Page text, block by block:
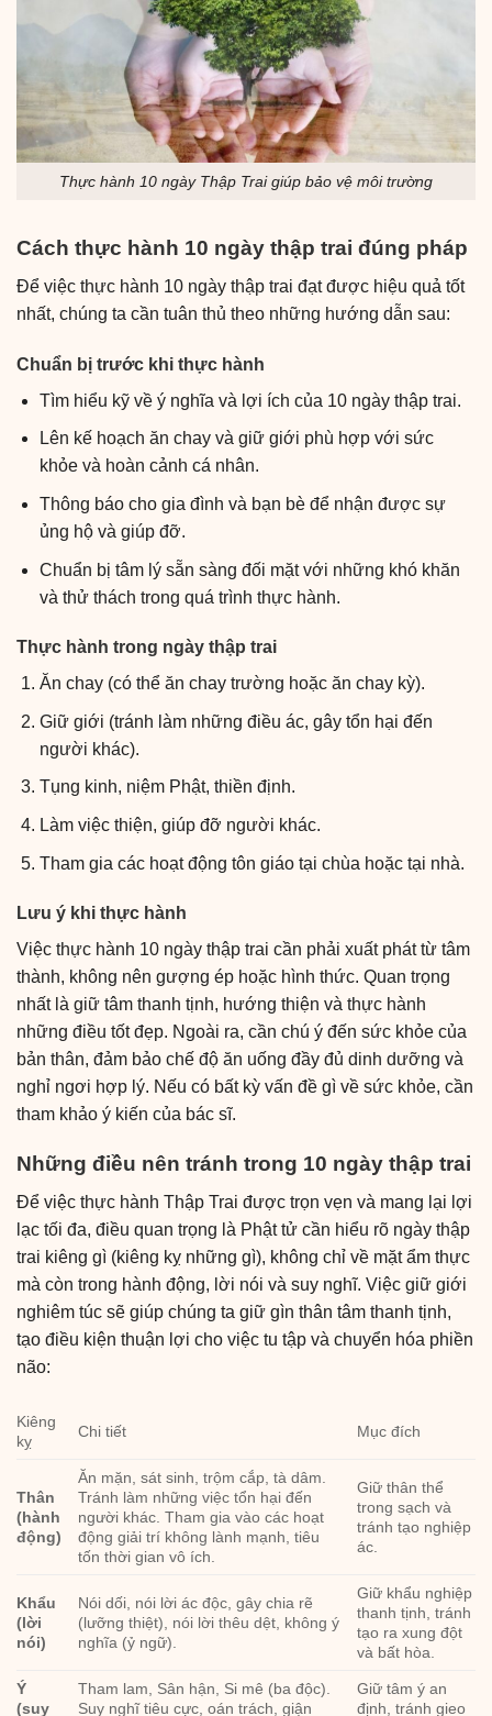
Thực hành 10 ngày Thập Trai giúp bảo vệ môi trường
Cách thực hành 10 ngày thập trai đúng pháp
Để việc thực hành 10 ngày thập trai đạt được hiệu quả tốt
nhất, chúng ta cần tuân thủ theo những hướng dẫn sau:
Chuẩn bị trước khi thực hành
Tìm hiểu kỹ về ý nghĩa và lợi ích của 10 ngày thập trai.
Lên kế hoạch ăn chay và giữ giới phù hợp với sức
khỏe và hoàn cảnh cá nhân.
Thông báo cho gia đình và bạn bè để nhận được sự
ủng hộ và giúp đỡ.
Chuẩn bị tâm lý sẵn sàng đối mặt với những khó khăn
và thử thách trong quá trình thực hành.
Thực hành trong ngày thập trai
Ăn chay (có thể ăn chay trường hoặc ăn chay kỳ).
Giữ giới (tránh làm những điều ác, gây tổn hại đến
người khác).
Tụng kinh, niệm Phật, thiền định.
Làm việc thiện, giúp đỡ người khác.
Tham gia các hoạt động tôn giáo tại chùa hoặc tại nhà.
Lưu ý khi thực hành
Việc thực hành 10 ngày thập trai cần phải xuất phát từ tâm
thành, không nên gượng ép hoặc hình thức. Quan trọng
nhất là giữ tâm thanh tịnh, hướng thiện và thực hành
những điều tốt đẹp. Ngoài ra, cần chú ý đến sức khỏe của
bản thân, đảm bảo chế độ ăn uống đầy đủ dinh dưỡng và
nghỉ ngơi hợp lý. Nếu có bất kỳ vấn đề gì về sức khỏe, cần
tham khảo ý kiến của bác sĩ.
Những điều nên tránh trong 10 ngày thập trai
Để việc thực hành Thập Trai được trọn vẹn và mang lại lợi
lạc tối đa, điều quan trọng là Phật tử cần hiểu rõ ngày thập
trai kiêng gì (kiêng kỵ những gì), không chỉ về mặt ẩm thực
mà còn trong hành động, lời nói và suy nghĩ. Việc giữ giới
nghiêm túc sẽ giúp chúng ta giữ gìn thân tâm thanh tịnh,
tạo điều kiện thuận lợi cho việc tu tập và chuyển hóa phiền
não:
Kiêng
kỵ
Chi tiết Mục đích
Thân
(hành
động)
Ăn mặn, sát sinh, trộm cắp, tà dâm.
Tránh làm những việc tổn hại đến
người khác. Tham gia vào các hoạt
động giải trí không lành mạnh, tiêu
tốn thời gian vô ích.
Giữ thân thể
trong sạch và
tránh tạo nghiệp
ác.
Khẩu
(lời
nói)
Nói dối, nói lời ác độc, gây chia rẽ
(lưỡng thiệt), nói lời thêu dệt, không ý
nghĩa (ỷ ngữ).
Giữ khẩu nghiệp
thanh tịnh, tránh
tạo ra xung đột
và bất hòa.
Ý
(suy
Tham lam, Sân hận, Si mê (ba độc).
Suy nghĩ tiêu cực, oán trách, giận
Giữ tâm ý an
định, tránh gieo